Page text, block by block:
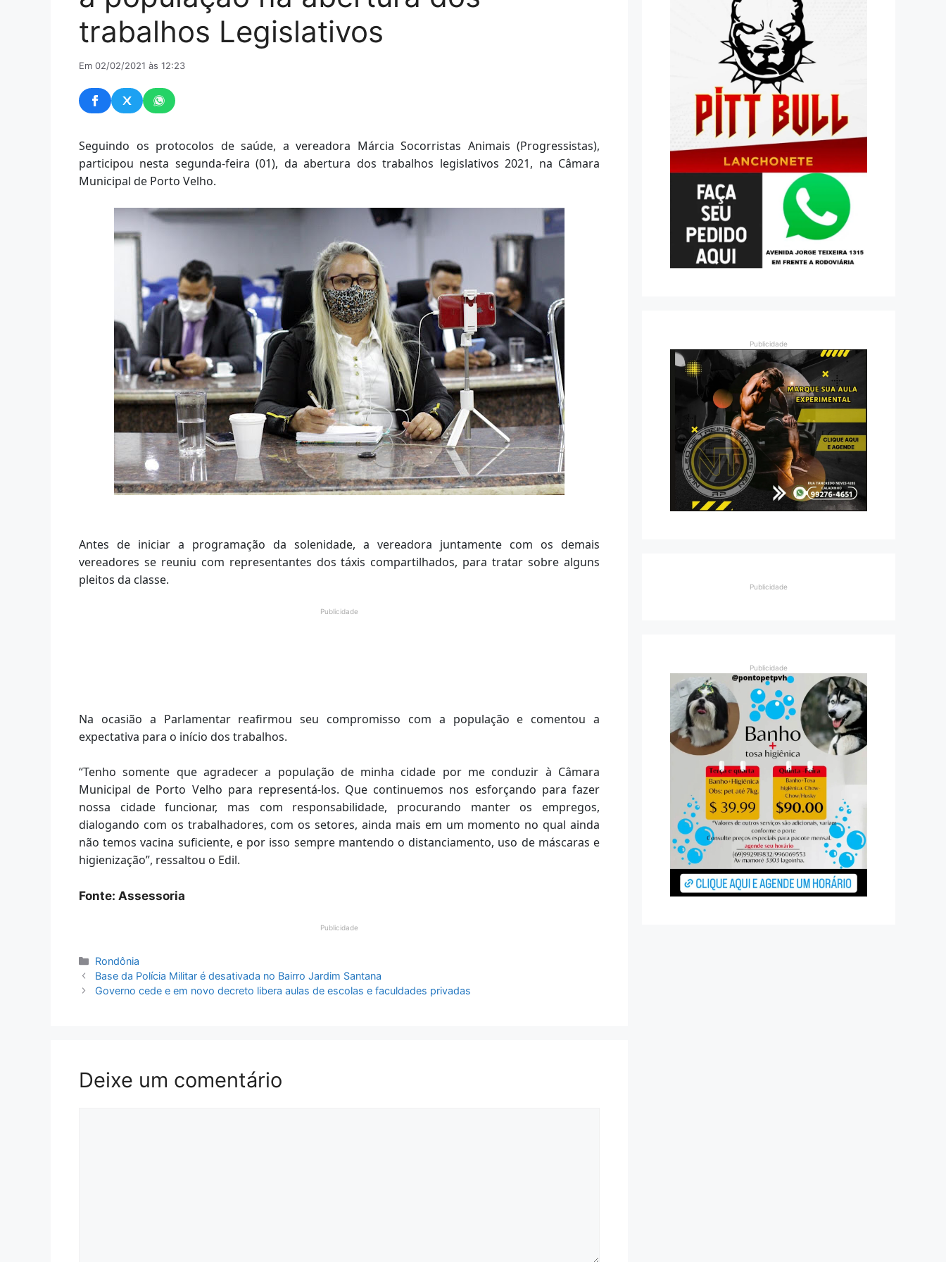
trabalhos Legislativos
Em 02/02/2021 às 12:23
Seguindo os protocolos de saúde, a vereadora Márcia Socorristas Animais (Progressistas),
participou nesta segunda-feira (01), da abertura dos trabalhos legislativos 2021, na Câmara
Municipal de Porto Velho.
Antes de iniciar a programação da solenidade, a vereadora juntamente com os demais
vereadores se reuniu com representantes dos táxis compartilhados, para tratar sobre alguns
pleitos da classe.
Publicidade
Na ocasião a Parlamentar reafirmou seu compromisso com a população e comentou a
expectativa para o início dos trabalhos.
“Tenho somente que agradecer a população de minha cidade por me conduzir à Câmara
Municipal de Porto Velho para representá-los. Que continuemos nos esforçando para fazer
nossa cidade funcionar, mas com responsabilidade, procurando manter os empregos,
dialogando com os trabalhadores, com os setores, ainda mais em um momento no qual ainda
não temos vacina suficiente, e por isso sempre mantendo o distanciamento, uso de máscaras e
higienização”, ressaltou o Edil.
Fonte: Assessoria
Publicidade
Categorias
Rondônia
Base da Polícia Militar é desativada no Bairro Jardim Santana
Governo cede e em novo decreto libera aulas de escolas e faculdades privadas
Deixe um comentário
Publicidade
Publicidade
Publicidade